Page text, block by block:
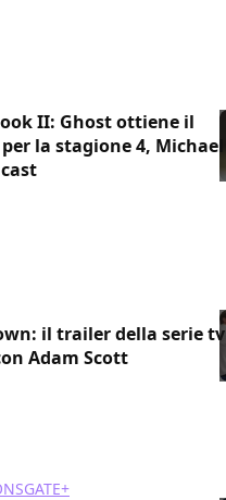
II: Ghost ottiene il
la stagione 4, Michael
il trailer della serie tv
Adam Scott